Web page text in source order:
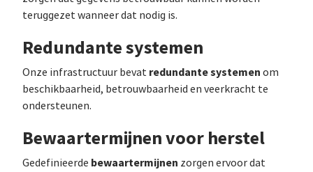
teruggezet wanneer dat nodig is.
Redundante systemen
Onze infrastructuur bevat redundante systemen om
beschikbaarheid, betrouwbaarheid en veerkracht te
ondersteunen.
Bewaartermijnen voor herstel
Gedefinieerde bewaartermijnen zorgen ervoor dat